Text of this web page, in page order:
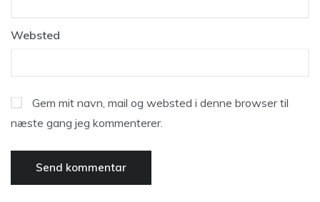
Websted
Gem mit navn, mail og websted i denne browser til
næste gang jeg kommenterer.